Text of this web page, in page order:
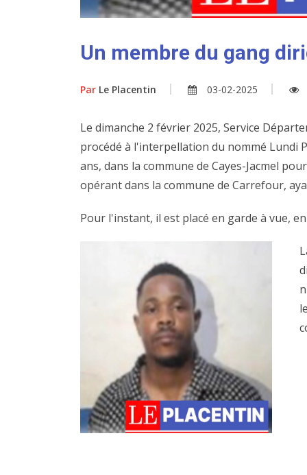
Un membre du gang
Par Le Placentin 03-02-2025
Le dimanche 2 février 2025, Service
procédé à l'interpellation du nommé Lundi
ans, dans la commune de Cayes-Jacmel
opérant dans la commune de Carrefour,
Pour l'instant, il est placé en garde à vue,